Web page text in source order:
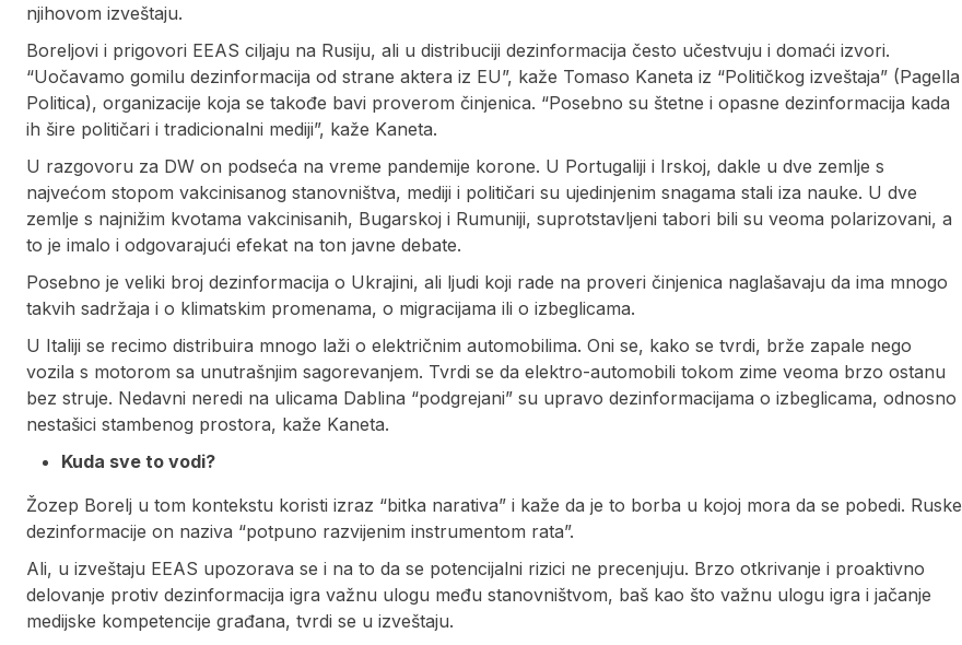
njihovom izveštaju.
Boreljovi i prigovori EEAS ciljaju na Rusiju, ali u distribuciji dezinformacija često učestvuju i domaći izvori.
“Uočavamo gomilu dezinformacija od strane aktera iz EU”, kaže Tomaso Kaneta iz “Političkog izveštaja” (Pagella
Politica), organizacije koja se takođe bavi proverom činjenica. “Posebno su štetne i opasne dezinformacija kada
ih šire političari i tradicionalni mediji”, kaže Kaneta.
U razgovoru za DW on podseća na vreme pandemije korone. U Portugaliji i Irskoj, dakle u dve zemlje s
najvećom stopom vakcinisanog stanovništva, mediji i političari su ujedinjenim snagama stali iza nauke. U dve
zemlje s najnižim kvotama vakcinisanih, Bugarskoj i Rumuniji, suprotstavljeni tabori bili su veoma polarizovani, a
to je imalo i odgovarajući efekat na ton javne debate.
Posebno je veliki broj dezinformacija o Ukrajini, ali ljudi koji rade na proveri činjenica naglašavaju da ima mnogo
takvih sadržaja i o klimatskim promenama, o migracijama ili o izbeglicama.
U Italiji se recimo distribuira mnogo laži o električnim automobilima. Oni se, kako se tvrdi, brže zapale nego
vozila s motorom sa unutrašnjim sagorevanjem. Tvrdi se da elektro-automobili tokom zime veoma brzo ostanu
bez struje. Nedavni neredi na ulicama Dablina “podgrejani” su upravo dezinformacijama o izbeglicama, odnosno
nestašici stambenog prostora, kaže Kaneta.
Kuda sve to vodi?
Žozep Borelj u tom kontekstu koristi izraz “bitka narativa” i kaže da je to borba u kojoj mora da se pobedi. Ruske
dezinformacije on naziva “potpuno razvijenim instrumentom rata”.
Ali, u izveštaju EEAS upozorava se i na to da se potencijalni rizici ne precenjuju. Brzo otkrivanje i proaktivno
delovanje protiv dezinformacija igra važnu ulogu među stanovništvom, baš kao što važnu ulogu igra i jačanje
medijske kompetencije građana, tvrdi se u izveštaju.